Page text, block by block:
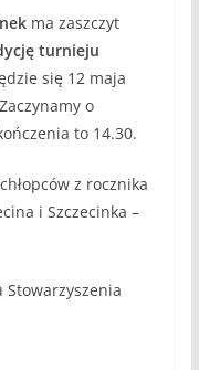
ma zaszczyt
turnieju
się 12 maja
o
to 14.30.
z rocznika
i Szczecinka –